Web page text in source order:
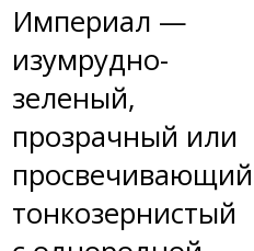
Империал —
изумрудно-
зеленый,
прозрачный или
просвечивающий
тонкозернистый